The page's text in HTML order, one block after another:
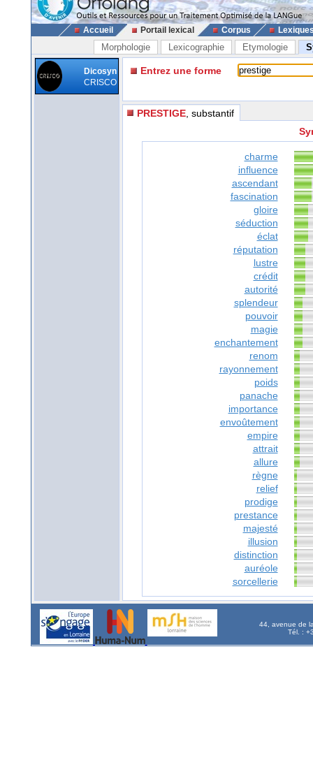
Accueil Portail lexical Corpus
Morphologie Lexicographie Etymologie
Dicosyn
CRISCO
Entrez une forme
PRESTIGE , substantif
charme
influence
ascendant
fascination
gloire
séduction
éclat
réputation
lustre
crédit
autorité
splendeur
pouvoir
magie
enchantement
renom
rayonnement
poids
panache
importance
envoûtement
empire
attrait
allure
règne
relief
prodige
prestance
majesté
illusion
distinction
auréole
sorcellerie
44, avenue de
Tél. :